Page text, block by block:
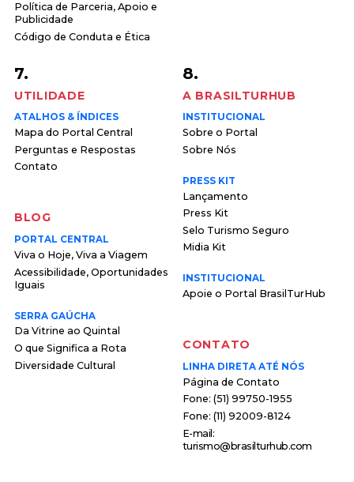
Política de Parceria, Apoio e
Publicidade
Código de Conduta e Ética
7.
UTILIDADE
ATALHOS & ÍNDICES
Mapa do Portal Central
Perguntas e Respostas
Contato
BLOG
PORTAL CENTRAL
Viva o Hoje, Viva a Viagem
Acessibilidade, Oportunidades
Iguais
SERRA GAÚCHA
Da Vitrine ao Quintal
O que Significa a Rota
Diversidade Cultural
8.
A BRASILTURHUB
INSTITUCIONAL
Sobre o Portal
Sobre Nós
PRESS KIT
Lançamento
Press Kit
Selo Turismo Seguro
Midia Kit
INSTITUCIONAL
Apoie o Portal BrasilTurHub
CONTATO
LINHA DIRETA ATÉ NÓS
Página de Contato
F o n e : ( 5 1 ) 9 9 7 5 0 - 1 9 5 5
F o n e : ( 1 1 ) 9 2 0 0 9 - 8 1 2 4
E - m a i l :
t u r i s m o @ b r a s i l t u r h u b . c o m